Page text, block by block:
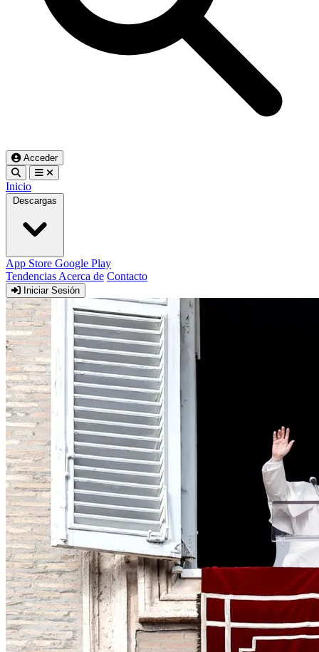
Acceder
Inicio
Descargas
App Store Google Play
Tendencias Acerca de Contacto
Iniciar Sesión